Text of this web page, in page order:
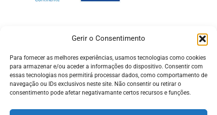
Gerir o Consentimento
Para fornecer as melhores experiências, usamos tecnologias como cookies
para armazenar e/ou aceder a informações do dispositivo. Consentir com
essas tecnologias nos permitirá processar dados, como comportamento de
navegação ou IDs exclusivos neste site. Não consentir ou retirar o
consentimento pode afetar negativamante certos recursos e funções.